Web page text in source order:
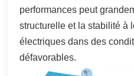
performances peut
structurelle et la stabilité à
électriques dans des
défavorables.